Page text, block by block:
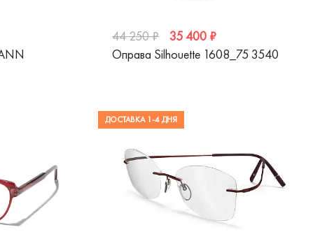
44 250 ₽
35 400 ₽
Оправа Silhouette 1608_75 3540
ДОСТАВКА 1-4 ДНЯ